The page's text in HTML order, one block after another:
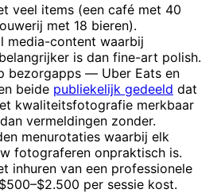
veel items (een café met 40
met 18 bieren).
media-content waarbij
is dan fine-art polish.
bezorgapps — Uber Eats en
beide publiekelijk gedeeld dat
kwaliteitsfotografie merkbaar
vermeldingen zonder.
menurotaties waarbij elk
fotograferen onpraktisch is.
inhuren van een professionele
per sessie kost.